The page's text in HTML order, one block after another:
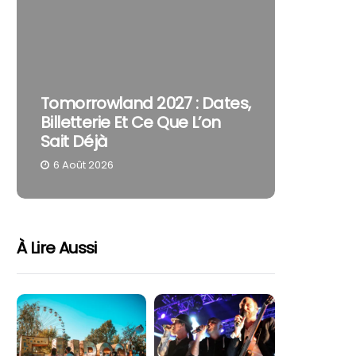
Tomorrowland 2027 : Dates,
Billetterie Et Ce Que L’on
Sait Déjà
6 Août 2026
À Lire Aussi